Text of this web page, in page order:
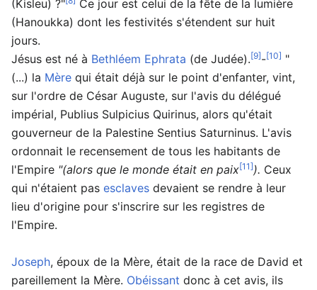
(Kisleu) ?"
Ce jour est celui de la fête de la lumière
(Hanoukka) dont les festivités s'étendent sur huit
jours.
Jésus est né à Bethléem Ephrata (de Judée).[9]-[10] "
(...) la Mère qui était déjà sur le point d'enfanter, vint,
sur l'ordre de César Auguste, sur l'avis du délégué
impérial, Publius Sulpicius Quirinus, alors qu'était
gouverneur de la Palestine Sentius Saturninus. L'avis
ordonnait le recensement de tous les habitants de
l'Empire "(alors que le monde était en paix[11]). Ceux
qui n'étaient pas esclaves devaient se rendre à leur
lieu d'origine pour s'inscrire sur les registres de
l'Empire.
Joseph, époux de la Mère, était de la race de David et
pareillement la Mère. Obéissant donc à cet avis, ils